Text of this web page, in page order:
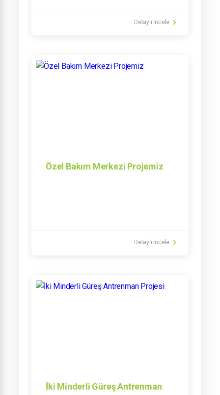
Detaylı İncele
Özel Bakım Merkezi Projemiz
Detaylı İncele
İki Minderli Güreş Antrenman